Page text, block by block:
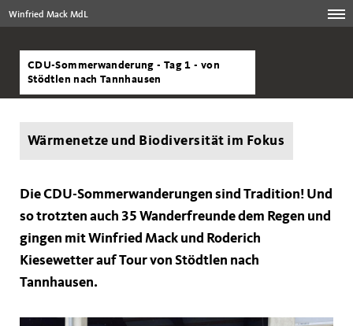
Winfried Mack MdL
CDU-Sommerwanderung - Tag 1 - von
Stödtlen nach Tannhausen
Wärmenetze und Biodiversität im Fokus
Die CDU-Sommerwanderungen sind Tradition! Und
so trotzten auch 35 Wanderfreunde dem Regen und
gingen mit Winfried Mack und Roderich
Kiesewetter auf Tour von Stödtlen nach
Tannhausen.